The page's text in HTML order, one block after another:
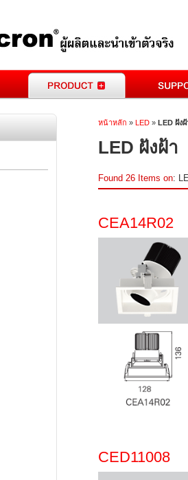
หน้าหลัก » LED » LED ฝังฝ้
LED ฝังฝ้า
Found 26 Items on:
CEA14R02
CED11008